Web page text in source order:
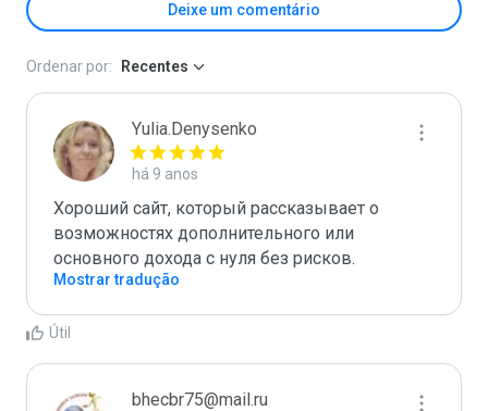
Deixe um comentário
Ordenar por: Recentes
Yulia.Denysenko
há 9 anos
Хороший сайт, который рассказывает о
возможностях дополнительного или
основного дохода с нуля без рисков.
Mostrar tradução
Útil
bhecbr75@mail.ru